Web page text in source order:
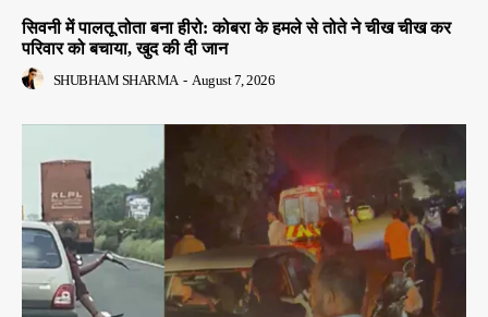
सिवनी में पालतू तोता बना हीरो: कोबरा के हमले से तोते ने चीख चीख कर
परिवार को बचाया, खुद की दी जान
SHUBHAM SHARMA - August 7, 2026